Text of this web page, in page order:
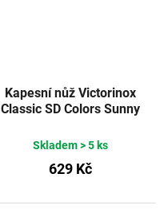
Kapesní nůž Victorinox
Classic SD Colors Sunny
Skladem> 5 ks
629 Kč